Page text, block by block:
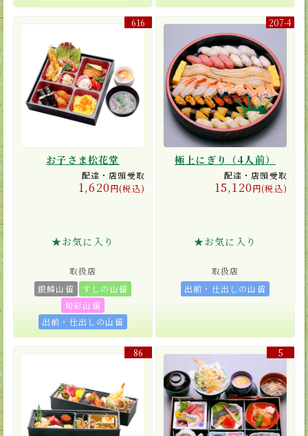
616
お子さま松花堂
配達・店頭受取
1,620円(税込)
★お気に入り
取扱店
銀鱗山留
すしの山留
旬彩山留
出前・仕出しの山留
207-4
極上にぎり（4人前）
配達・店頭受取
15,120円(税込)
★お気に入り
取扱店
出前・仕出しの山留
86 5